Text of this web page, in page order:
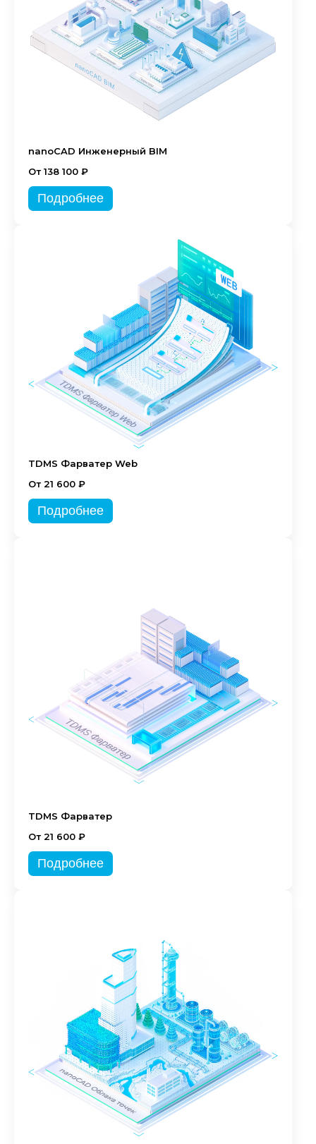
nanoCAD Инженерный BIM
От 138 100 ₽
Подробнее
TDMS Фарватер Web
От 21 600 ₽
Подробнее
TDMS Фарватер
От 21 600 ₽
Подробнее